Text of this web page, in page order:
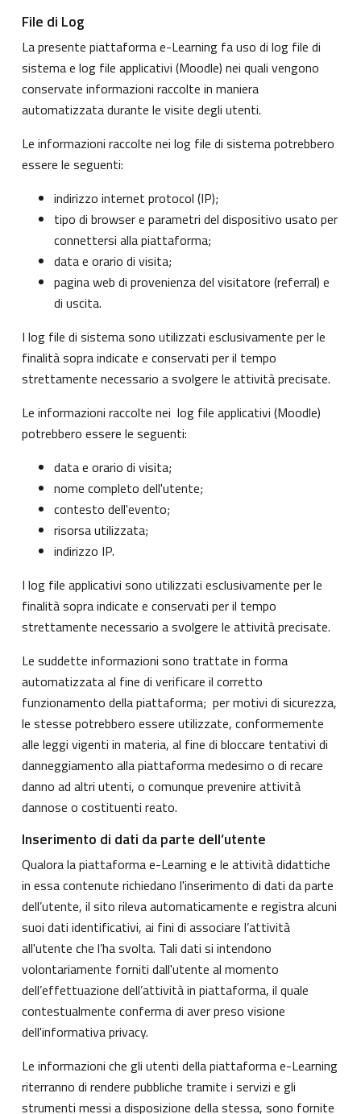
File di Log
La presente piattaforma e-Learning fa uso di log file di
sistema e log file applicativi (Moodle) nei quali vengono
conservate informazioni raccolte in maniera
automatizzata durante le visite degli utenti.
Le informazioni raccolte nei log file di sistema potrebbero
essere le seguenti:
indirizzo internet protocol (IP);
tipo di browser e parametri del dispositivo usato per
connettersi alla piattaforma;
data e orario di visita;
pagina web di provenienza del visitatore (referral) e
di uscita.
I log file di sistema sono utilizzati esclusivamente per le
finalità sopra indicate e conservati per il tempo
strettamente necessario a svolgere le attività precisate.
Le informazioni raccolte nei log file applicativi (Moodle)
potrebbero essere le seguenti:
data e orario di visita;
nome completo dell'utente;
contesto dell'evento;
risorsa utilizzata;
indirizzo IP.
I log file applicativi sono utilizzati esclusivamente per le
finalità sopra indicate e conservati per il tempo
strettamente necessario a svolgere le attività precisate.
Le suddette informazioni sono trattate in forma
automatizzata al fine di verificare il corretto
funzionamento della piattaforma; per motivi di sicurezza,
le stesse potrebbero essere utilizzate, conformemente
alle leggi vigenti in materia, al fine di bloccare tentativi di
danneggiamento alla piattaforma medesimo o di recare
danno ad altri utenti, o comunque prevenire attività
dannose o costituenti reato.
Inserimento di dati da parte dell’utente
Qualora la piattaforma e-Learning e le attività didattiche
in essa contenute richiedano l'inserimento di dati da parte
dell’utente, il sito rileva automaticamente e registra alcuni
suoi dati identificativi, ai fini di associare l’attività
all'utente che l’ha svolta. Tali dati si intendono
volontariamente forniti dall'utente al momento
dell’effettuazione dell’attività in piattaforma, il quale
contestualmente conferma di aver preso visione
dell'informativa privacy.
Le informazioni che gli utenti della piattaforma e-Learning
riterranno di rendere pubbliche tramite i servizi e gli
strumenti messi a disposizione della stessa, sono fornite